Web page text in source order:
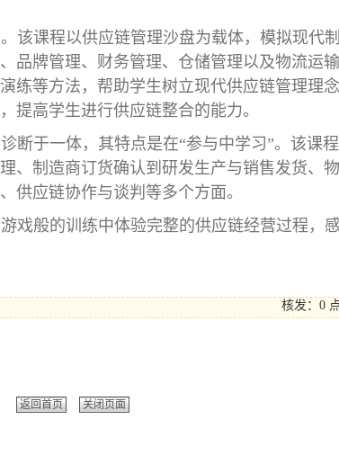
该课程以供应链管理沙盘为载体，模拟现代
品牌管理、财务管理、仓储管理以及物流运
练等方法，帮助学生树立现代供应链管理理
提高学生进行供应链整合的能力。
断于一体，其特点是在“参与中学习”。该课
、制造商订货确认到研发生产与销售发货、
供应链协作与谈判等多个方面。
戏般的训练中体验完整的供应链经营过程，
核发：0
返回首页 关闭页面